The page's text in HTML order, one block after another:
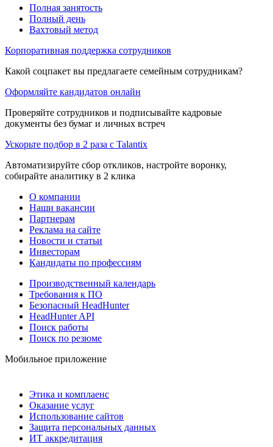
Полная занятость
Полный день
Вахтовый метод
Корпоративная поддержка сотрудников
Какой соцпакет вы предлагаете семейным сотрудникам?
Оформляйте кандидатов онлайн
Проверяйте сотрудников и подписывайте кадровые
документы без бумаг и личных встреч
Ускорьте подбор в 2 раза с Talantix
Автоматизируйте сбор откликов, настройте воронку,
собирайте аналитику в 2 клика
О компании
Наши вакансии
Партнерам
Реклама на сайте
Новости и статьи
Инвесторам
Кандидаты по профессиям
Производственный календарь
Требования к ПО
Безопасный HeadHunter
HeadHunter API
Поиск работы
Поиск по резюме
Мобильное приложение
Этика и комплаенс
Оказание услуг
Использование сайтов
Защита персональных данных
ИТ аккредитация